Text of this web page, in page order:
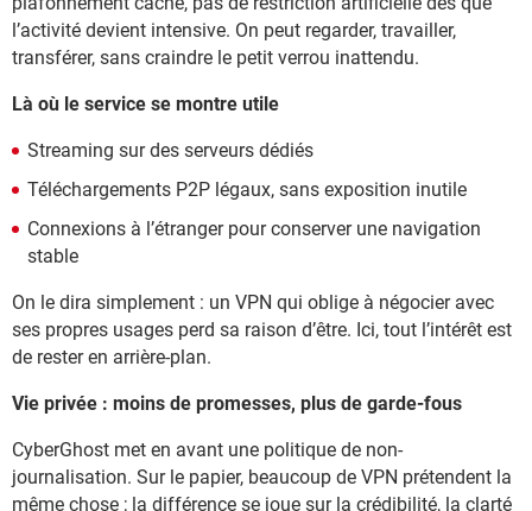
l’activité devient intensive. On peut regarder, travailler,
transférer, sans craindre le petit verrou inattendu.
Là où le service se montre utile
Streaming sur des serveurs dédiés
Téléchargements P2P légaux, sans exposition inutile
Connexions à l’étranger pour conserver une navigation
stable
On le dira simplement : un VPN qui oblige à négocier avec
ses propres usages perd sa raison d’être. Ici, tout l’intérêt est
de rester en arrière-plan.
Vie privée : moins de promesses, plus de garde-fous
CyberGhost met en avant une politique de non-
journalisation. Sur le papier, beaucoup de VPN prétendent la
même chose ; la différence se joue sur la crédibilité, la clarté